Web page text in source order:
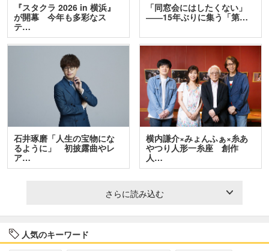
『スタクラ 2026 in 横浜』
が開幕 今年も多彩なス
テ…
「同窓会にはしたくない」
――15年ぶりに集う「第…
石井琢磨「人生の宝物にな
るように」 初披露曲やレ
ア…
横内謙介×みょんふぁ×糸あ
やつり人形一糸座 創作
人…
さらに読み込む
人気のキーワード